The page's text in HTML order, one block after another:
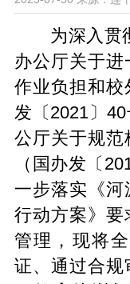
为深入贯彻
办公厅关于
作业负担和校
发〔2021〕
公厅关于规范
（国办发〔
一步落实《河
行动方案》要
管理，现将
证、通过合规